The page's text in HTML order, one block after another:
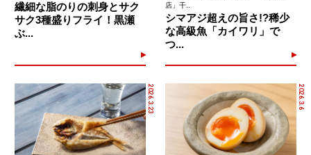
繊細な脂のりの刺身とサク
サク3種盛りフライ！黒瀬
ぶ...
店」干..
シマアジ超えの旨さ!?稀少
な高級魚「カイワリ」で
つ...
2026.3.23 2026.3.6